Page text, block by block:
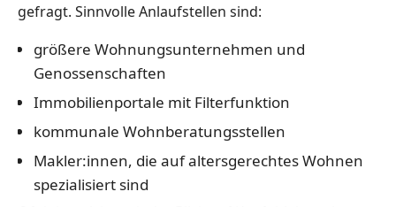
gefragt. Sinnvolle Anlaufstellen sind:
größere Wohnungsunternehmen und
Genossenschaften
Immobilienportale mit Filterfunktion
kommunale Wohnberatungsstellen
Makler:innen, die auf altersgerechtes Wohnen
spezialisiert sind